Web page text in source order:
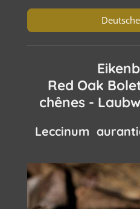
Red Oak
chênes -
Leccinum